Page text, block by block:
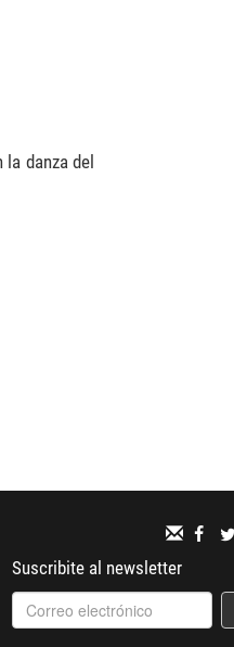
danza del
Suscribite al newsletter